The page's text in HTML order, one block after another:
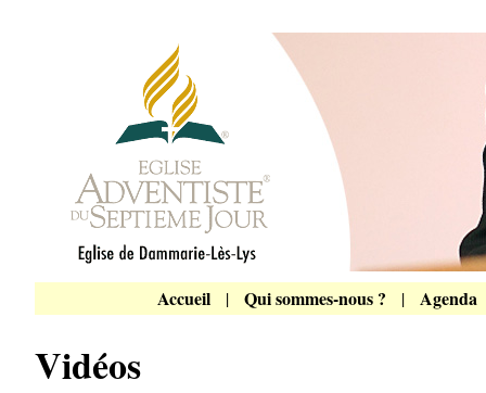
Accueil| Qui sommes-nous ? | Agenda
Vidéos